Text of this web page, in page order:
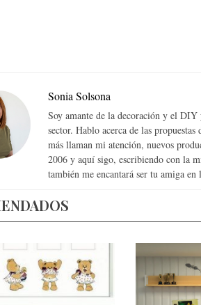
Sonia Solsona
Soy amante de la decoración y el DIY
sector. Hablo acerca de las
más llaman mi atención, nuevos
2006 y aquí sigo, escribiendo con la
también me encantará ser tu amiga en